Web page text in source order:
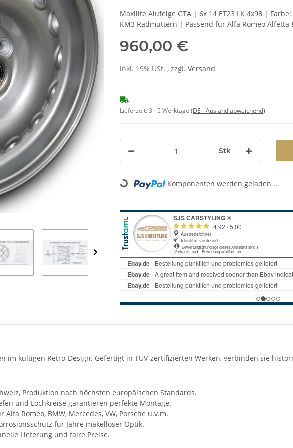
Maxilite Alufelge GTA | 6x 14 ET23 LK 4x98 |
KM3 Radmuttern | Passend für Alfa Romeo Alfetta
960,00 €
inkl. 19% USt. , zzgl. Versand
Lieferzeit:3 - 5 Werktage (DE - Ausland abweichend)
Stk
Loading... Komponenten werden geladen ...
im kultigen Retro-Design. Gefertigt in TÜV-zertifizierten Werken, verbinden sie
Produktion nach höchsten europäischen Standards.
und Lochkreise garantieren perfekte Montage.
Romeo, BMW, Mercedes, VW, Porsche u.v.m.
für Jahre makelloser Optik.
Lieferung und faire Preise.